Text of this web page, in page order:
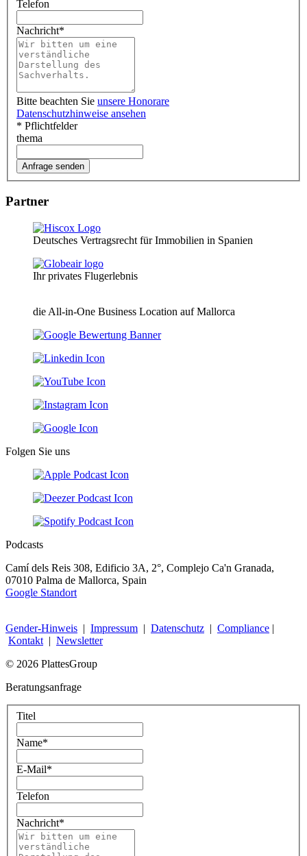
Telefon
Nachricht*
Bitte beachten Sie unsere Honorare
Datenschutzhinweise ansehen
* Pflichtfelder
thema
Partner
Deutsches Vertragsrecht für Immobilien in Spanien
Ihr privates Flugerlebnis
die All-in-One Business Location auf Mallorca
Folgen Sie uns
Podcasts
Camí dels Reis 308, Edificio 3A, 2°, Complejo Ca'n Granada,
07010 Palma de Mallorca, Spain
Google Standort
Gender-Hinweis | Impressum | Datenschutz | Compliance |
Kontakt | Newsletter
© 2026 PlattesGroup
Beratungsanfrage
Titel
Name*
E-Mail*
Telefon
Nachricht*